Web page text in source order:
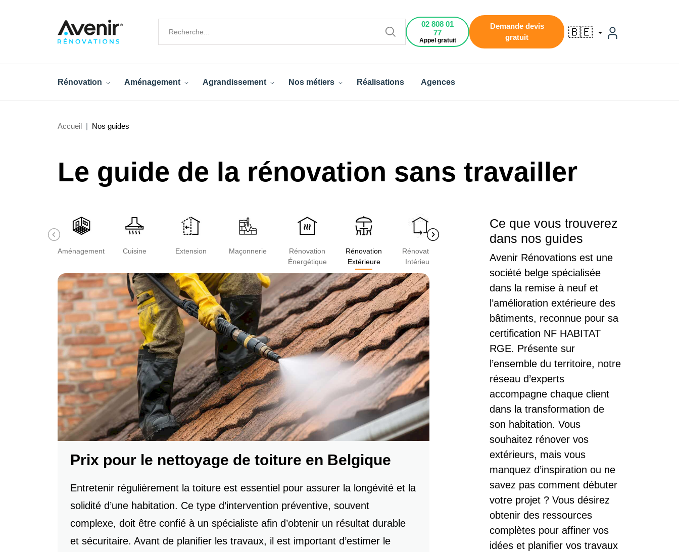
02 808 01
77
Appel gratuit
Demande devis
gratuit
🇧🇪
Rénovation Aménagement Agrandissement Nos métiers Réalisations Agences
Accueil Nos guides
Le guide de la rénovation sans travailler
Aménagement Cuisine Extension Maçonnerie
Rénovation
Énergétique
Rénovation
Extérieure
Rénovation
Intérieure
Prix pour le nettoyage de toiture en Belgique
Entretenir régulièrement la toiture est essentiel pour assurer la longévité et la
solidité d’une habitation. Ce type d’intervention préventive, souvent
complexe, doit être confié à un spécialiste afin d’obtenir un résultat durable
et sécuritaire. Avant de planifier les travaux, il est important d’estimer le
Ce que vous trouverez
dans nos guides
Avenir Rénovations est une
société belge spécialisée
dans la remise à neuf et
l’amélioration extérieure des
bâtiments, reconnue pour sa
certification NF HABITAT
RGE. Présente sur
l’ensemble du territoire, notre
réseau d’experts
accompagne chaque client
dans la transformation de
son habitation. Vous
souhaitez rénover vos
extérieurs, mais vous
manquez d’inspiration ou ne
savez pas comment débuter
votre projet ? Vous désirez
obtenir des ressources
complètes pour affiner vos
idées et planifier vos travaux